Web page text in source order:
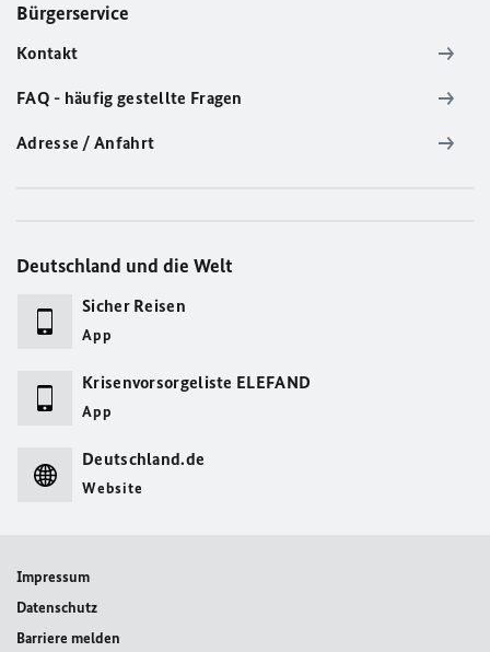
Bürgerservice
Kontakt
FAQ - häufig gestellte Fragen
Adresse / Anfahrt
Deutschland und die Welt
Sicher Reisen
App
Krisenvorsorgeliste ELEFAND
App
Deutschland.de
Website
Impressum
Datenschutz
Barriere melden